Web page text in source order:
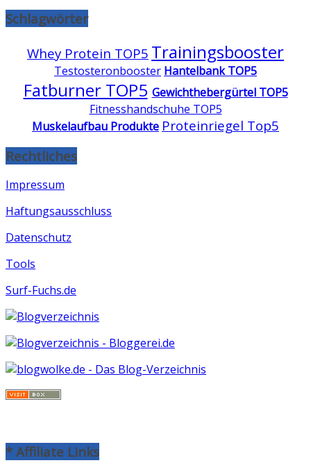
Schlagwörter
Whey Protein TOP5 Trainingsbooster
Testosteronbooster Hantelbank TOP5
Fatburner TOP5 Gewichthebergürtel TOP5
Fitnesshandschuhe TOP5
Muskelaufbau Produkte Proteinriegel Top5
Rechtliches
Impressum
Haftungsausschluss
Datenschutz
Tools
Surf-Fuchs.de
* Affiliate Links